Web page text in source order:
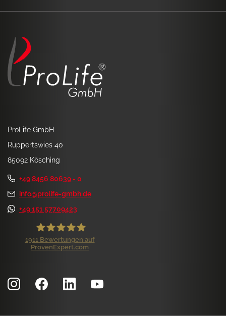
ProLife GmbH
Ruppertswies 40
85092 Kösching
+49 8456 80639 - 0
info@prolife-gmbh.de
+49 151 57709423
1911 Bewertungen auf
ProvenExpert.com